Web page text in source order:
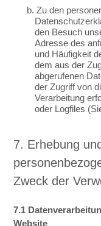
b. Zu den
den Besuch
Adresse des
und Häufigkeit
dem aus der
abgerufenen
der Zugriff von
Verarbeitung
oder Logfiles
7. Erhebung
Zweck der
7.1
Website